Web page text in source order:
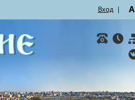
Вход | A